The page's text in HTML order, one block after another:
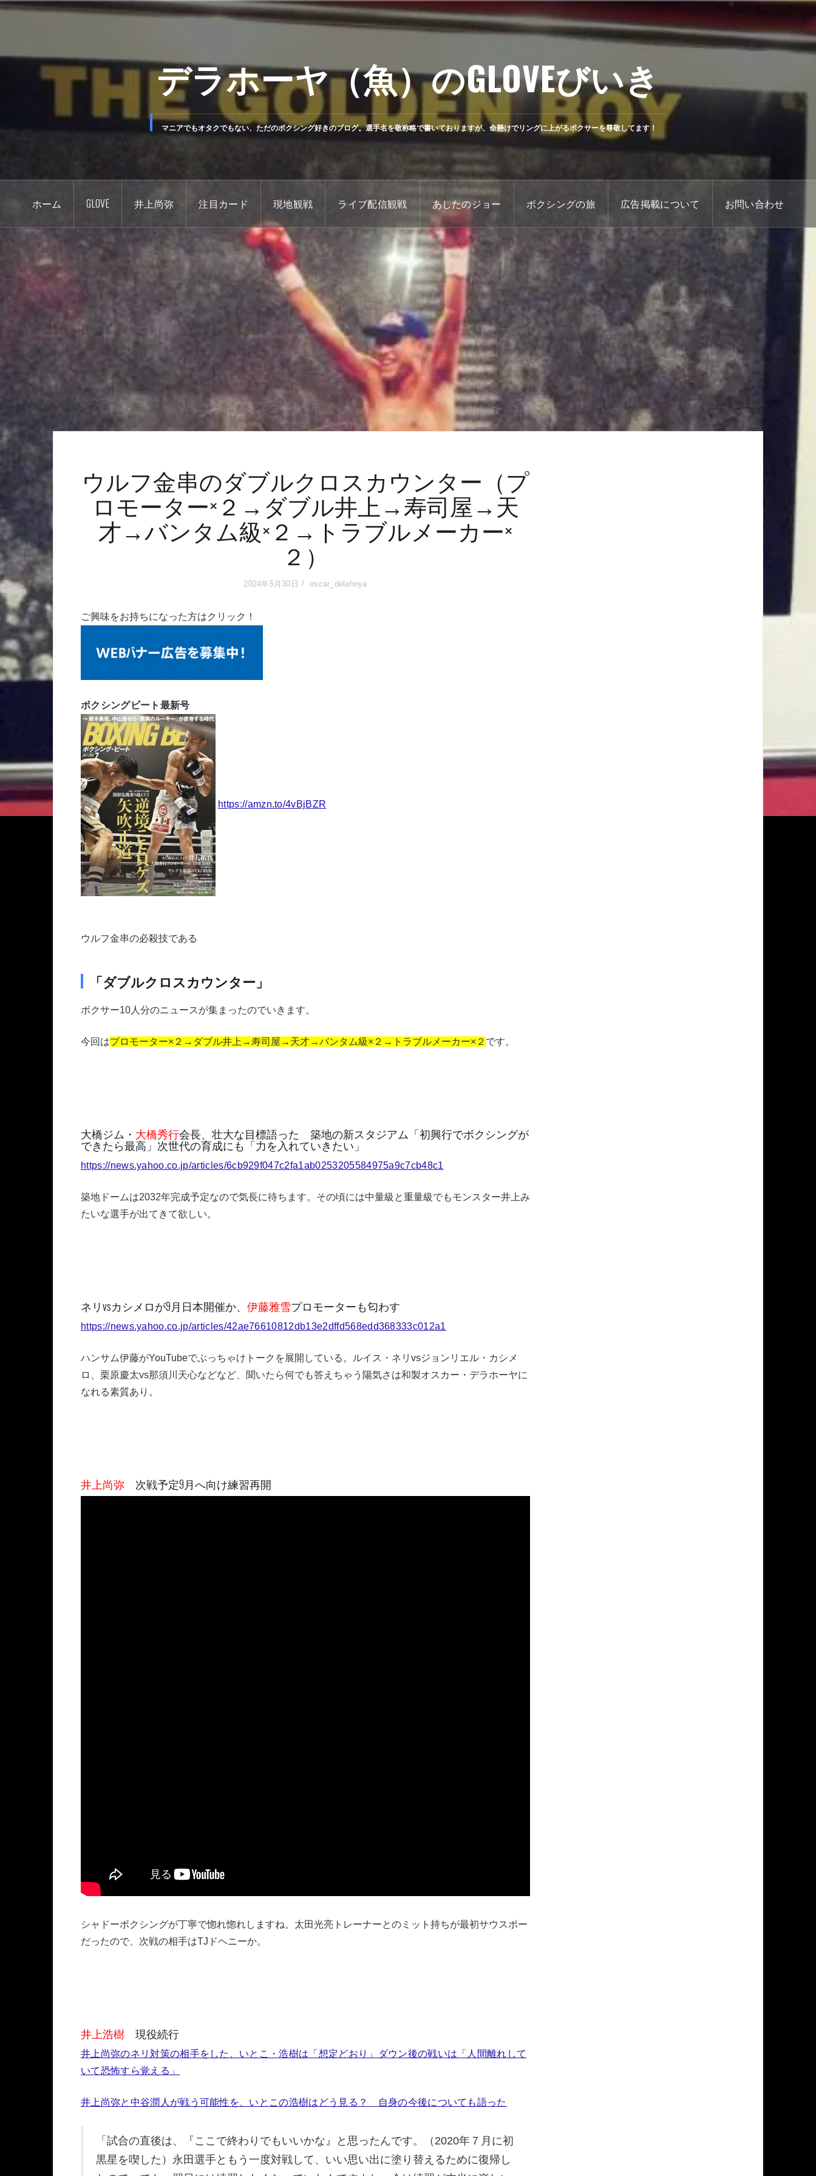
コ
ン
デラホーヤ（魚）のGLOVEびいき
マニアでもオタクでもない、ただのボクシング好きのブログ。選手名を敬称略で書いておりますが、命懸けでリングに上がるボクサーを尊敬してます！
ホーム GLOVE 井上尚弥 注目カード 現地観戦 ライブ配信観戦 あしたのジョー ボクシングの旅 広告掲載について お問い合わせ
ウルフ金串のダブルクロスカウンター（プ
ロモーター×２→ダブル井上→寿司屋→天
才→バンタム級×２→トラブルメーカー×
２）
2024年5月30日 oscar_delahoya
ご興味をお持ちになった方はクリック！
ボクシングビート最新号
https://amzn.to/4vBjBZR
ウルフ金串の必殺技である
「ダブルクロスカウンター」
ボクサー10人分のニュースが集まったのでいきます。
今回はプロモーター×２→ダブル井上→寿司屋→天才→バンタム級×２→トラブルメーカー×２ です。
大橋ジム・ 大橋秀行会長、壮大な目標語った 築地の新スタジアム「初興行でボクシングが
できたら最高」次世代の育成にも「力を入れていきたい」
https://news.yahoo.co.jp/articles/6cb929f047c2fa1ab0253205584975a9c7cb48c1
築地ドームは2032年完成予定なので気長に待ちます。その頃には中量級と重量級でもモンスター井上み
たいな選手が出てきて欲しい。
ネリvsカシメロが9月日本開催か、 伊藤雅雪プロモーターも匂わす
https://news.yahoo.co.jp/articles/42ae76610812db13e2dffd568edd368333c012a1
ハンサム伊藤がYouTubeでぶっちゃけトークを展開している。ルイス・ネリvsジョンリエル・カシメ
ロ、栗原慶太vs那須川天心などなど、聞いたら何でも答えちゃう陽気さは和製オスカー・デラホーヤに
なれる素質あり。
井上尚弥 次戦予定9月へ向け練習再開
シャドーボクシングが丁寧で惚れ惚れしますね。太田光亮トレーナーとのミット持ちが最初サウスポー
だったので、次戦の相手はTJドヘニーか。
井上浩樹 現役続行
井上尚弥のネリ対策の相手をした、いとこ・浩樹は「想定どおり」ダウン後の戦いは「人間離れして
いて恐怖すら覚える」
井上尚弥と中谷潤人が戦う可能性を、いとこの浩樹はどう見る？ 自身の今後についても語った
「試合の直後は、『ここで終わりでもいいかな』と思ったんです。（2020年７月に初
黒星を喫した）永田選手ともう一度対戦して、いい思い出に塗り替えるために復帰し